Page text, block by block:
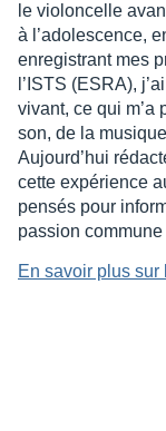
le violoncelle
à l’adolescence,
enregistrant mes
l’ISTS (ESRA),
vivant, ce qui m’a
son, de la
Aujourd’hui
cette expérience
pensés pour
passion
En savoir plus sur